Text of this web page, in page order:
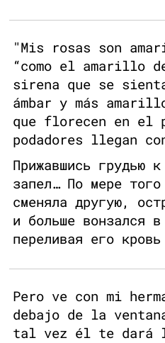
"Mis rosas son
“como el amarillo
sirena que se
ámbar y más
que florecen en el
podadores llegan
Прижавшись грудью
запел… По мере
сменяла другую,
и больше вонзался
переливая его
Pero ve con mi
debajo de la
tal vez él te dará